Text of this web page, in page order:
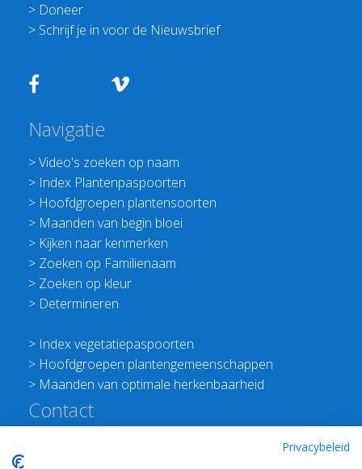
> Doneer
> Schrijf je in voor de Nieuwsbrief
Navigatie
>Video's zoeken op naam
> Index Plantenpaspoorten
> Hoofdgroepen plantensoorten
> Maanden van begin bloei
> Kijken naar kenmerken
> Zoeken op Familienaam
> Zoeken op kleur
> Determineren
> Index vegetatiepaspoorten
> Hoofdgroepen plantengemeenschappen
> Maanden van optimale herkenbaarheid
Contact
Privacybeleid